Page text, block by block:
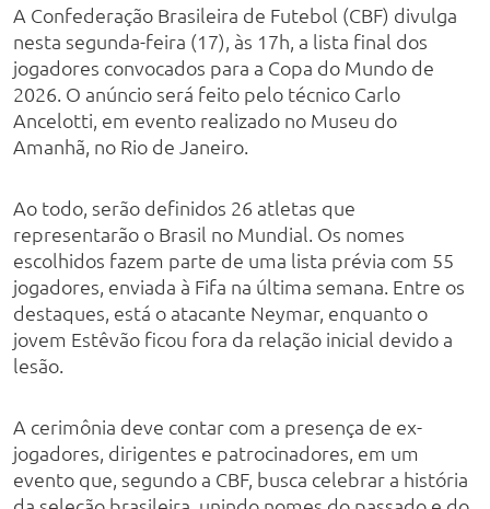
A Confederação Brasileira de Futebol (CBF) divulga
nesta segunda-feira (17), às 17h, a lista final dos
jogadores convocados para a Copa do Mundo de
2026. O anúncio será feito pelo técnico Carlo
Ancelotti, em evento realizado no Museu do
Amanhã, no Rio de Janeiro.
Ao todo, serão definidos 26 atletas que
representarão o Brasil no Mundial. Os nomes
escolhidos fazem parte de uma lista prévia com 55
jogadores, enviada à Fifa na última semana. Entre os
destaques, está o atacante Neymar, enquanto o
jovem Estêvão ficou fora da relação inicial devido a
lesão.
A cerimônia deve contar com a presença de ex-
jogadores, dirigentes e patrocinadores, em um
evento que, segundo a CBF, busca celebrar a história